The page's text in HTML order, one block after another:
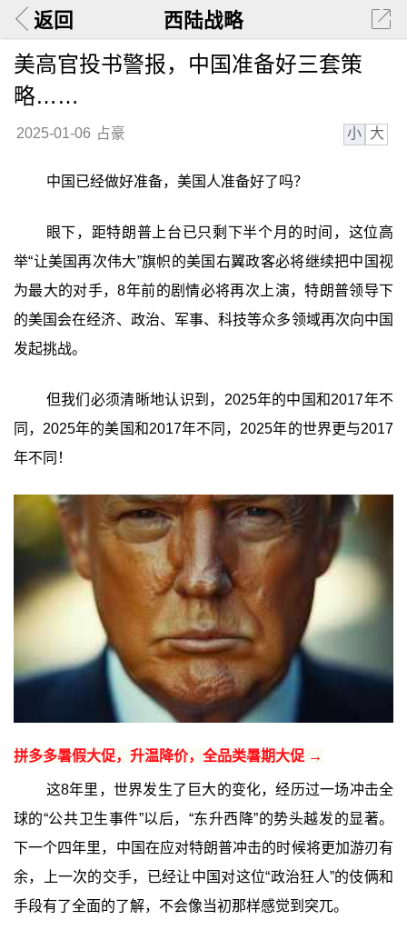
返回 西陆战略
美高官投书警报，中国准备好三套策
略……
2025-01-06 占豪 小 大
中国已经做好准备，美国人准备好了吗？
眼下，距特朗普上台已只剩下半个月的时间，这位高
举“让美国再次伟大”旗帜的美国右翼政客必将继续把中国视
为最大的对手，8年前的剧情必将再次上演，特朗普领导下
的美国会在经济、政治、军事、科技等众多领域再次向中国
发起挑战。
但我们必须清晰地认识到，2025年的中国和2017年不
同，2025年的美国和2017年不同，2025年的世界更与2017
年不同！
拼多多暑假大促，升温降价，全品类暑期大促 →
这8年里，世界发生了巨大的变化，经历过一场冲击全
球的“公共卫生事件”以后，“东升西降”的势头越发的显著。
下一个四年里，中国在应对特朗普冲击的时候将更加游刃有
余，上一次的交手，已经让中国对这位“政治狂人”的伎俩和
手段有了全面的了解，不会像当初那样感觉到突兀。